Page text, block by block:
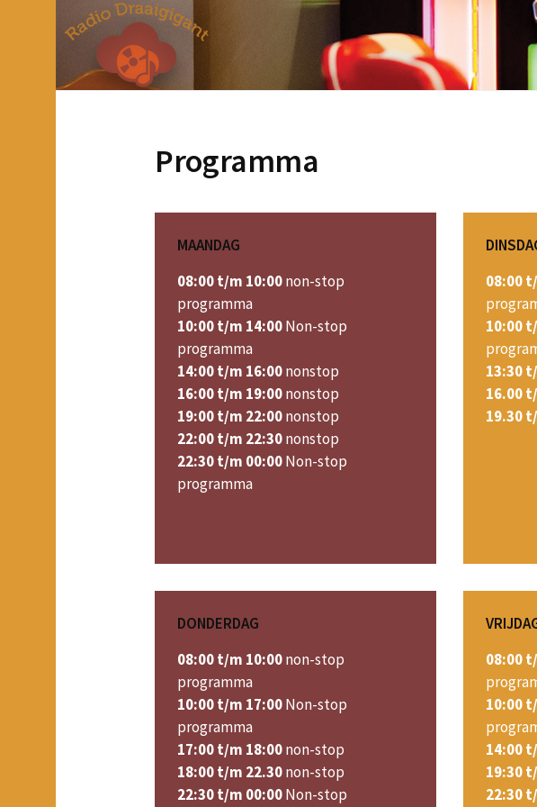
Programma
MAANDAG
08:00 t/m 10:00non-stop
programma
10:00 t/m 14:00Non-stop
programma
14:00 t/m 16:00nonstop
16:00 t/m 19:00nonstop
19:00 t/m 22:00nonstop
22:00 t/m 22:30nonstop
22:30 t/m 00:00Non-stop
programma
08:00
10:00
13:30
16.00
19.30
DONDERDAG
08:00 t/m 10:00non-stop
programma
10:00 t/m 17:00Non-stop
programma
17:00 t/m 18:00non-stop
18:00 t/m 22.30non-stop
22:30 t/m 00:00Non-stop
08:00
10:00
14:00
19:30
22:30